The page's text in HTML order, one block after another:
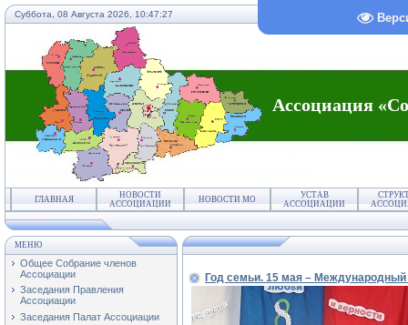
Суббота, 08 Августа 2026, 10:47:28
Ассоциация
ГЛАВНАЯ
НОВОСТИ
АССОЦИАЦИИ
НОВОСТИ МО
УСТАВ
АССОЦИАЦИИ
МЕНЮ
Общее Собрание членов
Ассоциации
Заседания Правления
Ассоциации
Заседания Палат Ассоциации
Год семьи. 15 мая –